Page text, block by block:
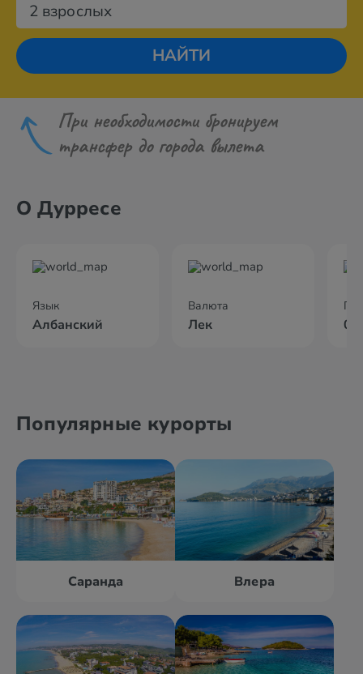
2 взрослых
НАЙТИ
При необходимости бронируем
трансфер до города вылета
О Дурресе
Язык
Албанский
Валюта
Лек
Популярные курорты
Саранда Влера